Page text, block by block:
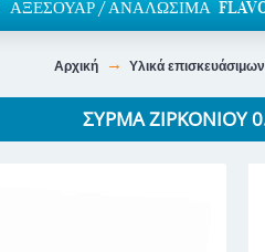
ΑΞΕΣΟΥΆΡ / ΑΝΑΛΏΣΙΜΑ
Αρχική Υλικά
ΣΎΡΜΑ ΖΙΡΚΟΝΊΟΥ